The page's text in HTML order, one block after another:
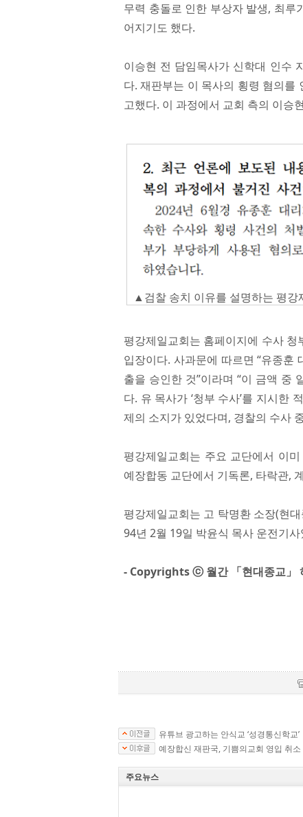
무력 충돌로 인한 부상자 발생, 최루
어지기도 했다.
이승현 전 담임목사가 신학대 인수
다. 재판부는 이 목사의 횡령 혐의를
고했다. 이 과정에서 교회 측의 이승
▲검찰 송치 이유를 설명하는 평강
평강제일교회는 홈페이지에 수사
입장이다. 사과문에 따르면 “유종훈
출을 승인한 것”이라며 “이 금액 중
다. 유 목사가 ‘청부 수사’를 지시한
제의 소지가 있었다며, 경찰의 수사
평강제일교회는 주요 교단에서 이
예장합동 교단에서 기독론, 타락관,
평강제일교회는 고 탁명환 소장(현
94년 2월 19일 박윤식 목사 운전기
- Copyrights ⓒ 월간 「현대종교」
유튜브 광고하는 안식교 ‘성경통신학교’
예장합신 재판국, 기쁨의교회 영입 취소
주요뉴스